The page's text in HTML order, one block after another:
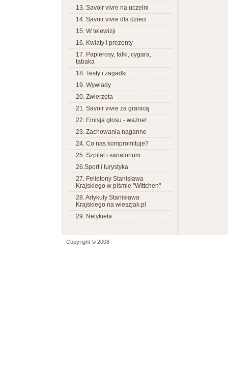
13. Savoir vivre na uczelni
14. Savoir vivre dla dzieci
15. W telewizji
16. Kwiaty i prezenty
17. Papierosy, falki, cygara,
tabaka
18. Testy i zagadki
19. Wywiady
20. Zwierzęta
21. Savoir vivre za granicą
22. Emisja głosu - ważne!
23. Zachowania naganne
24. Co nas kompromituje?
25. Szpital i sanatorium
26.Sport i turystyka
27. Felietony Stanisława
Krajskiego w piśmie "Wittchen"
28. Artykuły Stanisława
Krajskiego na wieszjak.pl
29. Netykieta
Copyright © 2008